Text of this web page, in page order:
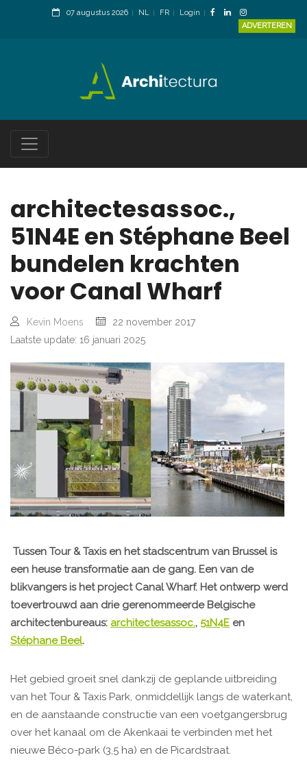
07 augustus 2026 NL FR
Login
ADVERTEREN
architectesassoc.,
51N4E en Stéphane Beel
bundelen krachten
voor Canal Wharf
Kevin Moens
22 november 2017
Laatste update: 16 januari 2025
Tussen Tour & Taxis en het stadscentrum van Brussel is
een heuse transformatie aan de gang. Een van de
blikvangers is het project Canal Wharf. Het ontwerp werd
toevertrouwd aan drie gerenommeerde Belgische
architectenbureaus: architectesassoc., 51N4E en
Stéphane Beel.
Het gebied groeit snel dankzij de geplande uitbreiding
van het Tour & Taxis Park, onmiddellijk langs de waterkant,
en de aanstaande constructie van een voetgangersbrug
over het kanaal om de Akenkaai te verbinden met het
nieuwe Béco-park (3,5 ha) en de Picardstraat.